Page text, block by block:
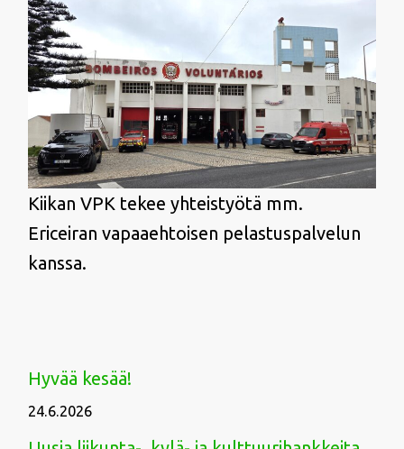
Kiikan VPK tekee yhteistyötä mm.
Ericeiran vapaaehtoisen pelastuspalvelun
kanssa.
Hyvää kesää!
24.6.2026